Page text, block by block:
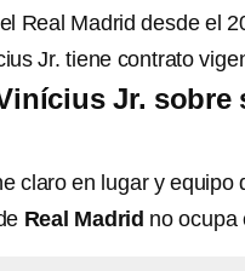
Real Madrid desde el
Jr. tiene contrato
Jr. sobre
claro en lugar y
Real Madrid no ocupa